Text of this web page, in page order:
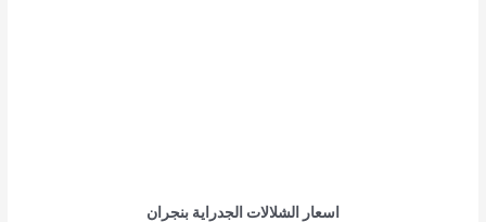
اسعار الشلالات الجدراية بنجران